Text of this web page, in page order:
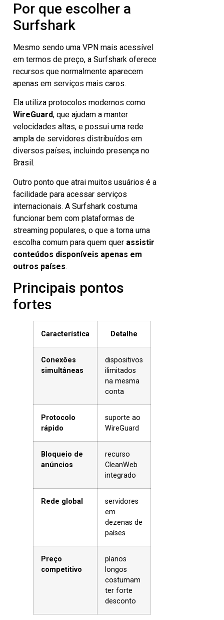
Por que escolher a
Surfshark
Mesmo sendo uma VPN mais acessível
em termos de preço, a Surfshark oferece
recursos que normalmente aparecem
apenas em serviços mais caros.
Ela utiliza protocolos modernos como
WireGuard, que ajudam a manter
velocidades altas, e possui uma rede
ampla de servidores distribuídos em
diversos países, incluindo presença no
Brasil.
Outro ponto que atrai muitos usuários é a
facilidade para acessar serviços
internacionais. A Surfshark costuma
funcionar bem com plataformas de
streaming populares, o que a torna uma
escolha comum para quem quer assistir
conteúdos disponíveis apenas em
outros países.
Principais pontos
fortes
Característica Detalhe
Conexões
simultâneas
dispositivos
ilimitados
na mesma
conta
Protocolo
rápido
suporte ao
WireGuard
Bloqueio de
anúncios
recurso
CleanWeb
integrado
Rede global
servidores
em
dezenas de
países
Preço
competitivo
planos
longos
costumam
ter forte
desconto